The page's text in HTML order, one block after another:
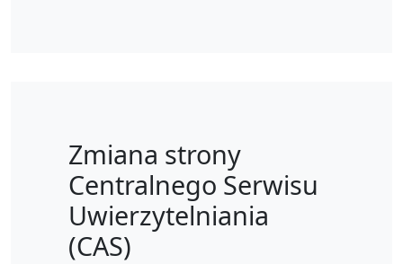
Zmiana strony
Centralnego Serwisu
Uwierzytelniania
(CAS)